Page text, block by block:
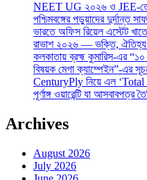
NEET UG ২০২৬ ও JEE-তে
পশ্চিমবঙ্গের পড়ুয়াদের দুর্দান্ত
ভারতে অফিস রিয়েল এস্টেট
রাভাশ ২০২৬ — ভক্তি,
কলকাতায় ব্রহ্ম কুমারিস-এর
বিষয়ক মেগা ক্যাম্পেইন”-এর
CenturyPly নিয়ে এল
পূর্ণাঙ্গ ওয়ারেন্টি যা আসবাবপত্র
Archives
August 2026
July 2026